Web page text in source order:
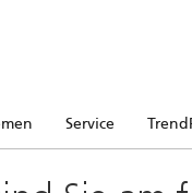
Service